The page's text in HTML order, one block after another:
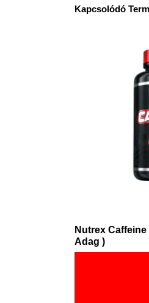
Kapcsolódó
Nutrex
Adag )